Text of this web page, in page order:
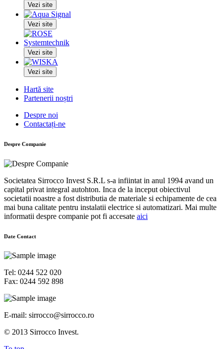
Vezi site
Vezi site
Vezi site
Vezi site
Hartă site
Partenerii noștri
Despre noi
Contactați-ne
Despre Companie
Societatea Sirrocco Invest S.R.L s-a infiintat in anul 1994 avand un
capital privat integral autohton. Inca de la inceput obiectivul
societatii noastre a fost distributia de materiale si echipamente de cea
mai buna calitate pentru instalatii electrice si automatizari. Mai multe
informatii despre companie pot fi accesate aici
Date Contact
Tel: 0244 522 020
Fax: 0244 592 898
E-mail: sirrocco@sirrocco.ro
© 2013 Sirrocco Invest.